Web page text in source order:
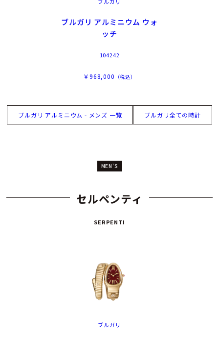
ブルガリ
ブルガリ アルミニウム ウォ
ッチ
104242
￥968,000 （税込）
ブルガリ アルミニウム - メンズ 一覧 ブルガリ全ての時計
MEN'S
セルペンティ
SERPENTI
ブルガリ